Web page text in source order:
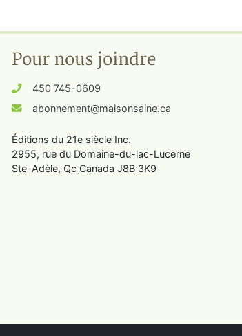
Pour nous joindre
450 745-0609
abonnement@maisonsaine.ca
Éditions du 21e siècle Inc.
2955, rue du Domaine-du-lac-Lucerne
Ste-Adèle, Qc Canada J8B 3K9